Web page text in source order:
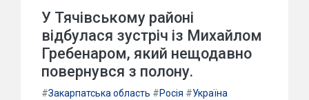
У Тячівському районі
відбулася зустріч із Михайлом
Гребенаром, який нещодавно
повернувся з полону.
#Закарпатська область #Росія #Україна